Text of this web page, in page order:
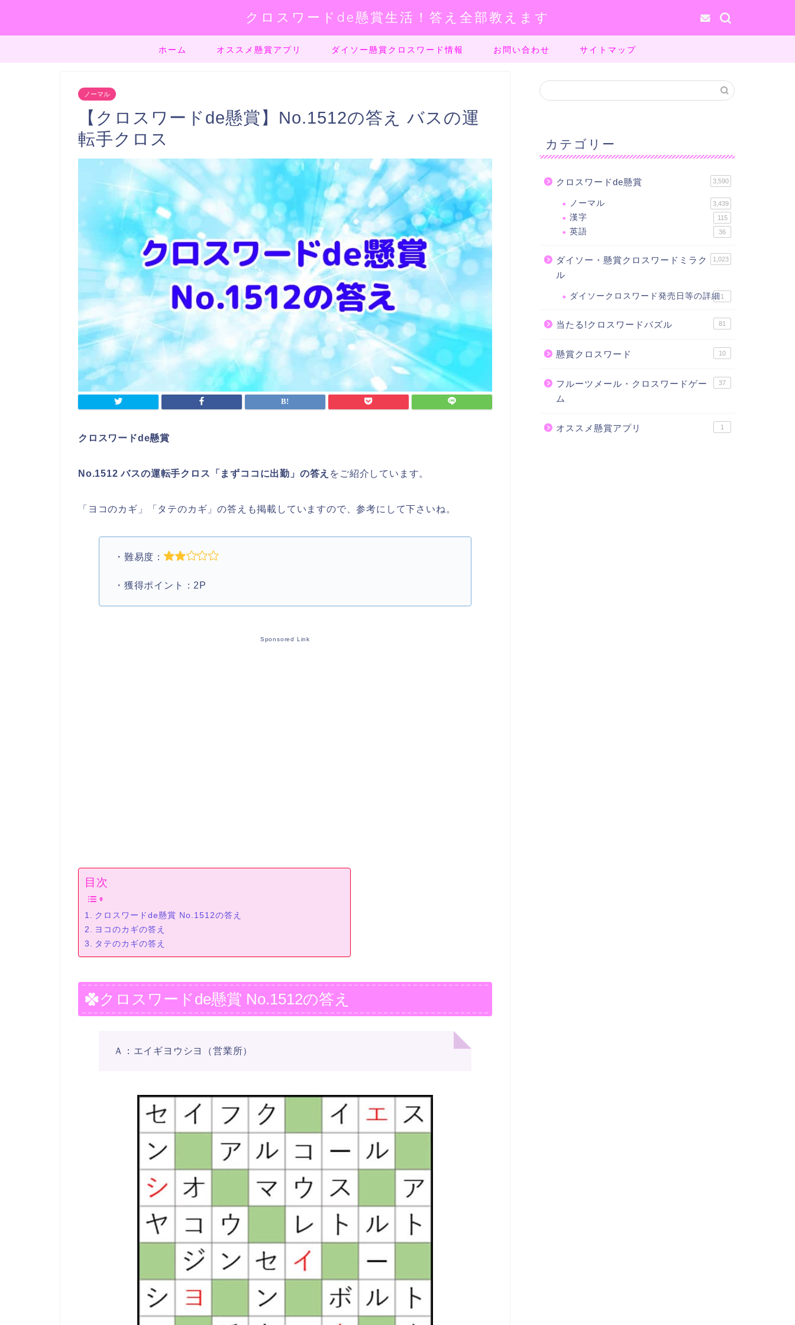
クロスワードde懸賞生活！答え全部教えます
ホーム オススメ懸賞アプリ ダイソー懸賞クロスワード情報 お問い合わせ サイトマップ
ノーマル
【クロスワードde懸賞】No.1512の答え バスの運
転手クロス
クロスワードde懸賞
No.1512 バスの運転手クロス「まずココに出勤」の答え をご紹介しています。
「ヨコのカギ」「タテのカギ」の答えも掲載していますので、参考にして下さいね。
・難易度：
・獲得ポイント：2P
Sponsored Link
目次
クロスワードde懸賞 No.1512の答え
ヨコのカギの答え
タテのカギの答え
クロスワードde懸賞 No.1512の答え
Ａ：エイギヨウシヨ（営業所）
カテゴリー
クロスワードde懸賞 3,590
ノーマル 3,439
漢字 115
英語 36
ダイソー・懸賞クロスワードミラク
ル
1,023
ダイソークロスワード発売日等の詳細 1
当たる!クロスワードパズル 81
懸賞クロスワード 10
フルーツメール・クロスワードゲー
ム
37
オススメ懸賞アプリ 1